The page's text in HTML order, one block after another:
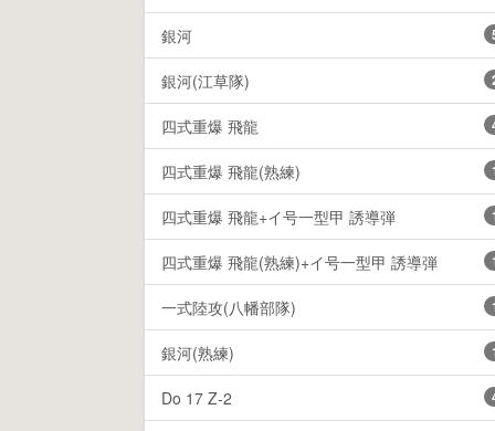
銀河
銀河(江草隊)
四式重爆 飛龍
四式重爆 飛龍(熟練)
四式重爆 飛龍+イ号一型甲 誘導弾
四式重爆 飛龍(熟練)+イ号一型甲 誘導弾
一式陸攻(八幡部隊)
銀河(熟練)
Do 17 Z-2